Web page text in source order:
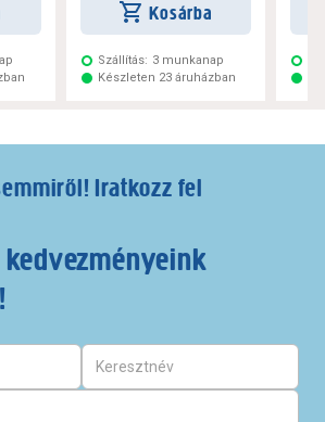
Kosárba
Szállítás: 3 munkanap
Készleten 23 áruházban
Iratkozz fel